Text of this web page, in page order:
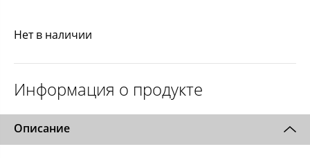
Нет в наличии
Информация о продукте
Описание